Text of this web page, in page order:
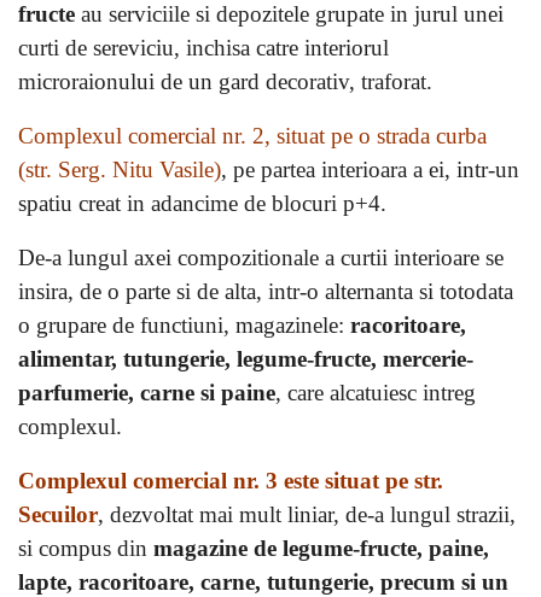
fructe au serviciile si depozitele grupate in jurul unei
curti de sereviciu, inchisa catre interiorul
microraionului de un gard decorativ, traforat.
Complexul comercial nr. 2, situat pe o strada curba
(str. Serg. Nitu Vasile), pe partea interioara a ei, intr-un
spatiu creat in adancime de blocuri p+4.
De-a lungul axei compozitionale a curtii interioare se
insira, de o parte si de alta, intr-o alternanta si totodata
o grupare de functiuni, magazinele: racoritoare,
alimentar, tutungerie, legume-fructe, mercerie-
parfumerie, carne si paine, care alcatuiesc intreg
complexul.
Complexul comercial nr. 3 este situat pe str.
Secuilor, dezvoltat mai mult liniar, de-a lungul strazii,
si compus din magazine de legume-fructe, paine,
lapte, racoritoare, carne, tutungerie, precum si un